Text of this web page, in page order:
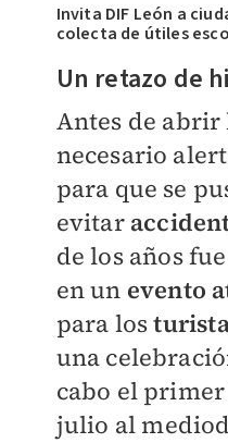
Invita DIF León a
colecta de útiles
Un retazo de
Antes de abrir
necesario
para que se
evitar
de los años
en un evento
para los
una
cabo el
julio al